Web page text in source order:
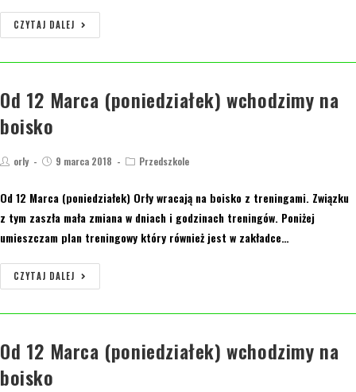
CZYTAJ DALEJ
Od 12 Marca (poniedziałek) wchodzimy na
boisko
orly 9 marca 2018 Przedszkole
Od 12 Marca (poniedziałek) Orły wracają na boisko z treningami. Związku
z tym zaszła mała zmiana w dniach i godzinach treningów. Poniżej
umieszczam plan treningowy który również jest w zakładce…
CZYTAJ DALEJ
Od 12 Marca (poniedziałek) wchodzimy na
boisko